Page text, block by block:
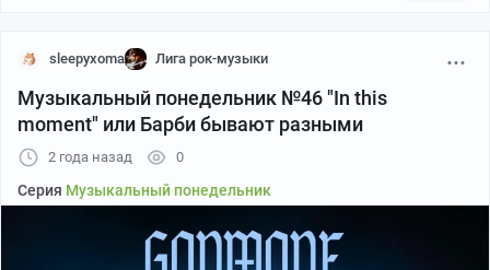
sleepyxoma Лига рок-музыки
Музыкальный понедельник №46 "In this
moment" или Барби бывают разными
2 года назад 0
Серия Музыкальный понедельник